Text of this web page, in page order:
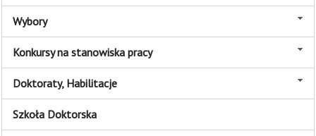
Wybory
Konkursy na stanowiska pracy
Doktoraty, Habilitacje
Szkoła Doktorska